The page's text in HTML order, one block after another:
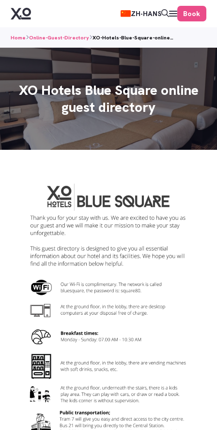
ZH-HANS Book
Home Online-Guest-Directory XO-Hotels-Blue-Square-online…
XO Hotels Blue Square online
guest directory